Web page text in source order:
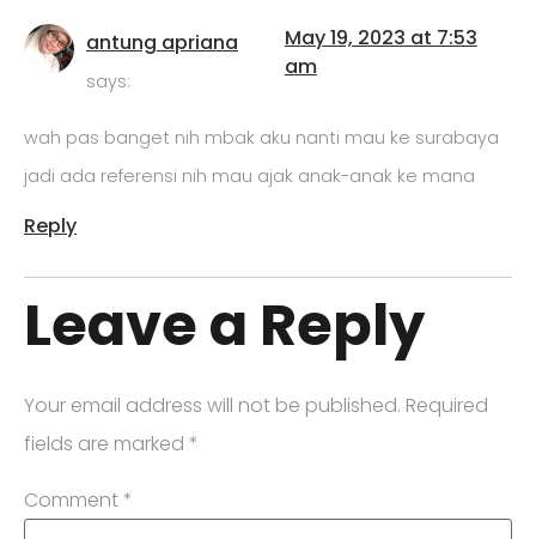
antung apriana
says:
May 19, 2023 at 7:53
am
wah pas banget nih mbak aku nanti mau ke surabaya
jadi ada referensi nih mau ajak anak-anak ke mana
Reply
Leave a Reply
Your email address will not be published. Required
fields are marked *
Comment *